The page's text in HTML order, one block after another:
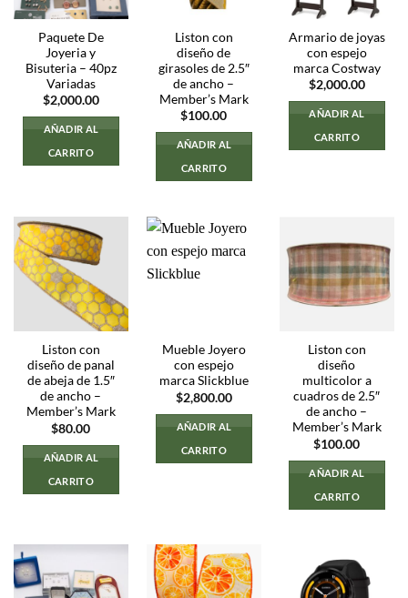
Paquete De
Joyeria y
Bisuteria – 40pz
Variadas
$2,000.00
AÑADIR AL
CARRITO
Liston con
diseño de
girasoles de 2.5″
de ancho –
Member’s Mark
$100.00
AÑADIR AL
CARRITO
Armario de joyas
con espejo
marca Costway
$2,000.00
AÑADIR AL
CARRITO
Liston con
diseño de panal
de abeja de 1.5″
de ancho –
Member’s Mark
$80.00
AÑADIR AL
CARRITO
Mueble Joyero
con espejo
marca Slickblue
$2,800.00
AÑADIR AL
CARRITO
Liston con
diseño
multicolor a
cuadros de 2.5″
de ancho –
Member’s Mark
$100.00
AÑADIR AL
CARRITO